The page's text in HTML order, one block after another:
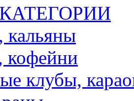
кальяны
кофейни
клубы,